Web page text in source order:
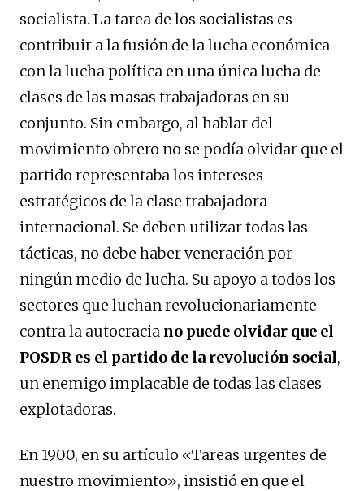
socialista. La tarea de los socialistas es
contribuir a la fusión de la lucha económica
con la lucha política en una única lucha de
clases de las masas trabajadoras en su
conjunto. Sin embargo, al hablar del
movimiento obrero no se podía olvidar que el
partido representaba los intereses
estratégicos de la clase trabajadora
internacional. Se deben utilizar todas las
tácticas, no debe haber veneración por
ningún medio de lucha. Su apoyo a todos los
sectores que luchan revolucionariamente
contra la autocracia no puede olvidar que el
POSDR es el partido de la revolución social,
un enemigo implacable de todas las clases
explotadoras.
En 1900, en su artículo «Tareas urgentes de
nuestro movimiento», insistió en que el